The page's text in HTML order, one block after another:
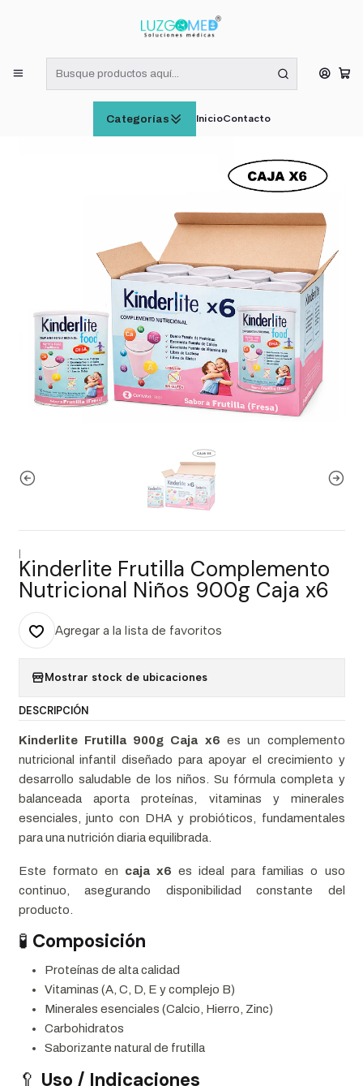
Categorías InicioContacto
¡RECIBE HOY! COMPRAS DE LUNES A VIERNES HASTA LAS 16:00
Inicio
SUPLEMENTOS ALIMENTICIOS
Kinderlite Frutilla Complemento Nutricional Niños 900g Caja x6
Kinderlite Frutilla Complemento
Nutricional Niños 900g Caja x6
Agregar a la lista de favoritos
Mostrar stock de ubicaciones
DESCRIPCIÓN
Kinderlite Frutilla 900g Caja x6 es un complemento
nutricional infantil diseñado para apoyar el crecimiento y
desarrollo saludable de los niños. Su fórmula completa y
balanceada aporta proteínas, vitaminas y minerales
esenciales, junto con DHA y probióticos, fundamentales
para una nutrición diaria equilibrada.
Este formato en caja x6 es ideal para familias o uso
continuo, asegurando disponibilidad constante del
producto.
🧪 Composición
Proteínas de alta calidad
Vitaminas (A, C, D, E y complejo B)
Minerales esenciales (Calcio, Hierro, Zinc)
Carbohidratos
Saborizante natural de frutilla
🥄 Uso / Indicaciones